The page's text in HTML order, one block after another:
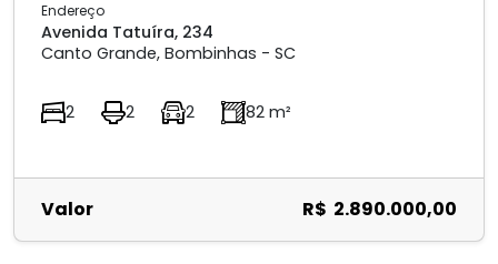
Endereço
Avenida Tatuíra, 234
Canto Grande, Bombinhas - SC
2 2 2 82 m²
Valor R$ 2.890.000,00